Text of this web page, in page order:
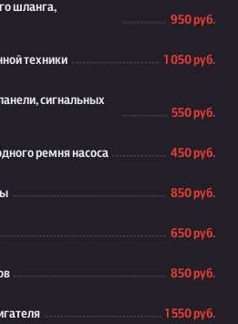
шланга,
950 руб.
техники 1 050 руб.
сигнальных
550 руб.
ремня насоса 450 руб.
850 руб.
650 руб.
850 руб.
1 550 руб.